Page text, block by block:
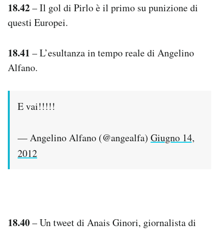
18.42– Il gol di Pirlo è il primo su punizione di
questi Europei.
18.41 – L’esultanza in tempo reale di Angelino
Alfano.
E vai!!!!!
— Angelino Alfano (@angealfa) Giugno 14,
2012
18.40– Un tweet di Anais Ginori, giornalista di